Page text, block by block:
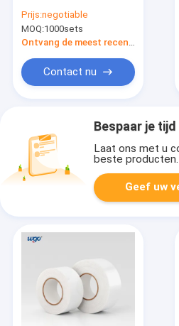
Prijs:negotiable
MOQ:1000sets
Ontvang de meest recente Prijs
Contact nu
Bespaar je tijd
Laat ons met u
beste producten.
Geef uw